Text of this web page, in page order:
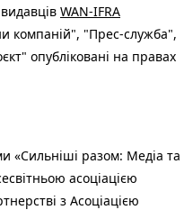
видавців WAN-IFRA
компаній", "Прес-служба",
опубліковані на правах
«Сильніші разом: Медіа та
асоціацією
з Асоціацією